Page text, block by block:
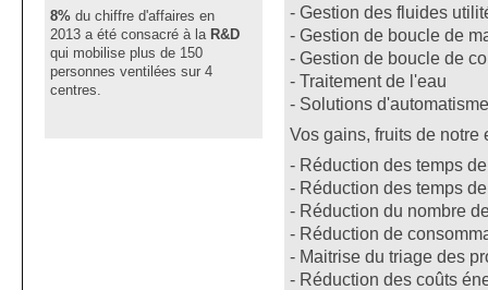
8% du chiffre d'affaires en
2013 a été consacré à laR&D
qui mobilise plus de 150
personnes ventilées sur 4
centres.
- Gestion des fluides
- Gestion de boucle de
- Gestion de boucle de
- Traitement de l'eau
- Solutions
Vos gains, fruits de notre
- Réduction des temps
- Réduction des temps
- Réduction du nombre
- Réduction de
- Maitrise du triage des
- Réduction des coûts